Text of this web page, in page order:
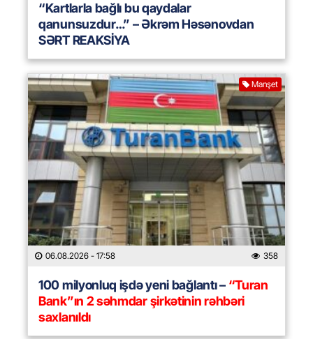
“Kartlarla bağlı bu qaydalar
qanunsuzdur…” – Əkrəm Həsənovdan
SƏRT REAKSİYA
Manşet
06.08.2026 - 17:58 358
100 milyonluq işdə yeni bağlantı –“Turan
Bank”ın 2 səhmdar şirkətinin rəhbəri
saxlanıldı